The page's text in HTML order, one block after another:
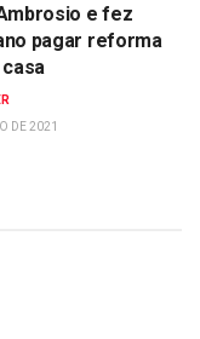
e fez
pagar reforma
DE 2021